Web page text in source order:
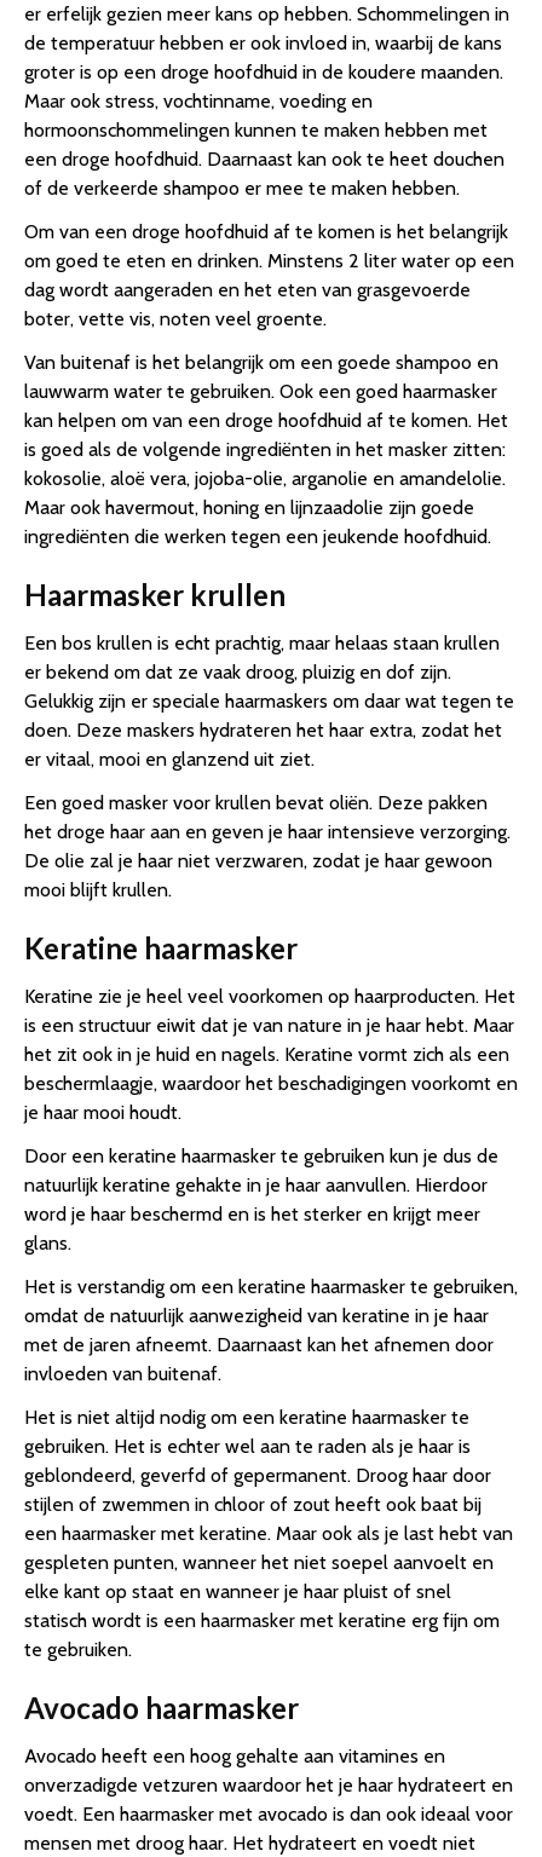
er erfelijk gezien meer kans op hebben. Schommelingen in
de temperatuur hebben er ook invloed in, waarbij de kans
groter is op een droge hoofdhuid in de koudere maanden.
Maar ook stress, vochtinname, voeding en
hormoonschommelingen kunnen te maken hebben met
een droge hoofdhuid. Daarnaast kan ook te heet douchen
of de verkeerde shampoo er mee te maken hebben.
Om van een droge hoofdhuid af te komen is het belangrijk
om goed te eten en drinken. Minstens 2 liter water op een
dag wordt aangeraden en het eten van grasgevoerde
boter, vette vis, noten veel groente.
Van buitenaf is het belangrijk om een goede shampoo en
lauwwarm water te gebruiken. Ook een goed haarmasker
kan helpen om van een droge hoofdhuid af te komen. Het
is goed als de volgende ingrediënten in het masker zitten:
kokosolie, aloë vera, jojoba-olie, arganolie en amandelolie.
Maar ook havermout, honing en lijnzaadolie zijn goede
ingrediënten die werken tegen een jeukende hoofdhuid.
Haarmasker krullen
Een bos krullen is echt prachtig, maar helaas staan krullen
er bekend om dat ze vaak droog, pluizig en dof zijn.
Gelukkig zijn er speciale haarmaskers om daar wat tegen te
doen. Deze maskers hydrateren het haar extra, zodat het
er vitaal, mooi en glanzend uit ziet.
Een goed masker voor krullen bevat oliën. Deze pakken
het droge haar aan en geven je haar intensieve verzorging.
De olie zal je haar niet verzwaren, zodat je haar gewoon
mooi blijft krullen.
Keratine haarmasker
Keratine zie je heel veel voorkomen op haarproducten. Het
is een structuur eiwit dat je van nature in je haar hebt. Maar
het zit ook in je huid en nagels. Keratine vormt zich als een
beschermlaagje, waardoor het beschadigingen voorkomt en
je haar mooi houdt.
Door een keratine haarmasker te gebruiken kun je dus de
natuurlijk keratine gehakte in je haar aanvullen. Hierdoor
word je haar beschermd en is het sterker en krijgt meer
glans.
Het is verstandig om een keratine haarmasker te gebruiken,
omdat de natuurlijk aanwezigheid van keratine in je haar
met de jaren afneemt. Daarnaast kan het afnemen door
invloeden van buitenaf.
Het is niet altijd nodig om een keratine haarmasker te
gebruiken. Het is echter wel aan te raden als je haar is
geblondeerd, geverfd of gepermanent. Droog haar door
stijlen of zwemmen in chloor of zout heeft ook baat bij
een haarmasker met keratine. Maar ook als je last hebt van
gespleten punten, wanneer het niet soepel aanvoelt en
elke kant op staat en wanneer je haar pluist of snel
statisch wordt is een haarmasker met keratine erg fijn om
te gebruiken.
Avocado haarmasker
Avocado heeft een hoog gehalte aan vitamines en
onverzadigde vetzuren waardoor het je haar hydrateert en
voedt. Een haarmasker met avocado is dan ook ideaal voor
mensen met droog haar. Het hydrateert en voedt niet